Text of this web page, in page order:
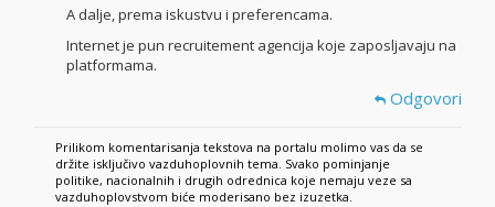
A dalje, prema iskustvu i preferencama.
Internet je pun recruitement agencija koje zaposljavaju na
platformama.
Odgovori
Prilikom komentarisanja tekstova na portalu molimo vas da se
držite isključivo vazduhoplovnih tema. Svako pominjanje
politike, nacionalnih i drugih odrednica koje nemaju veze sa
vazduhoplovstvom biće moderisano bez izuzetka.